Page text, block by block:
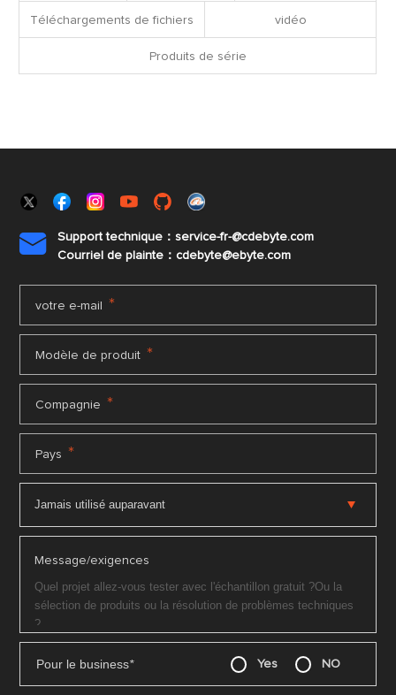
Téléchargements de fichiers vidéo
Produits de série

Support technique：service-fr-@cdebyte.com
Courriel de plainte：cdebyte@ebyte.com
votre e-mail *
Modèle de produit *
Compagnie *
Pays *
Message/exigences
Pour le business* Yes NO